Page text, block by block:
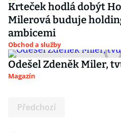
Krteček hodlá dobýt
Milerová buduje
ambicemi
Obchod a služby
Odešel Zdeněk Miler,
Magazín
Předchozí